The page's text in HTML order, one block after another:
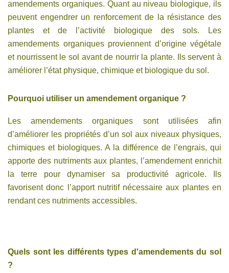
amendements organiques. Quant au niveau biologique, ils
peuvent engendrer un renforcement de la résistance des
plantes et de l’activité biologique des sols. Les
amendements organiques proviennent d’origine végétale
et nourrissent le sol avant de nourrir la plante. Ils servent à
améliorer l’état physique, chimique et biologique du sol.
Pourquoi utiliser un amendement organique ?
Les amendements organiques sont utilisées afin
d’améliorer les propriétés d’un sol aux niveaux physiques,
chimiques et biologiques. A la différence de l’engrais, qui
apporte des nutriments aux plantes, l’amendement enrichit
la terre pour dynamiser sa productivité agricole. Ils
favorisent donc l’apport nutritif nécessaire aux plantes en
rendant ces nutriments accessibles.
Quels sont les différents types d'amendements du sol
?